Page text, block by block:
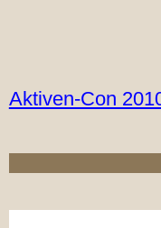
Aktiven-Con